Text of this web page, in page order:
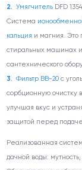
Умягчитель DFD
Система
кальция и магния. Это
стиральных машинах
сантехнического
Фильтр ВВ-20 с
сорбционную очистку
улучшая вкус и
защитой перед
Реализованная
дачной воды: